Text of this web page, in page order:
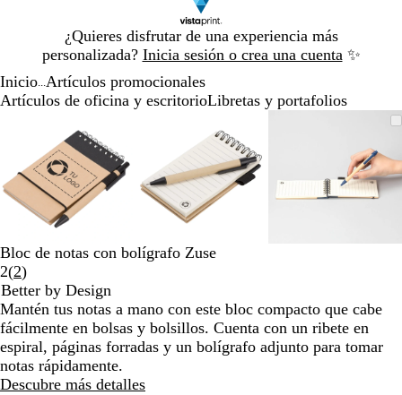
¿Quieres disfrutar de una experiencia más
personalizada? Inicia sesión o crea una cuenta ✨
1
Inicio Artículos promocionales
Artículos de oficina y escritorioLibretas y portafolios
ampliable
hasta
mínimo
clic
para
expandir
las
teclas
de
más
y
para
y
alejar
y
las
flechas
para
ampliable
hasta
mínimo
clic
expandir
las
teclas
de
más
y
para
alejar
y
las
Acercado
mínimo
para
expandir
teclas
de
más
alejar
y
las
Bloc de notas con bolígrafo Zuse
2(2Leer
2
reseñas
)
Better by Design
Mantén tus notas a mano con este bloc compacto que cabe
fácilmente en bolsas y bolsillos. Cuenta con un ribete en
espiral, páginas forradas y un bolígrafo adjunto para tomar
notas rápidamente.
Descubre más detalles